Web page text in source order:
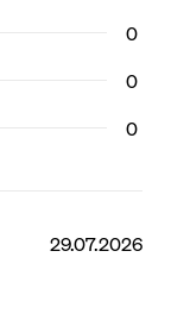
0
0
0
29.07.2026